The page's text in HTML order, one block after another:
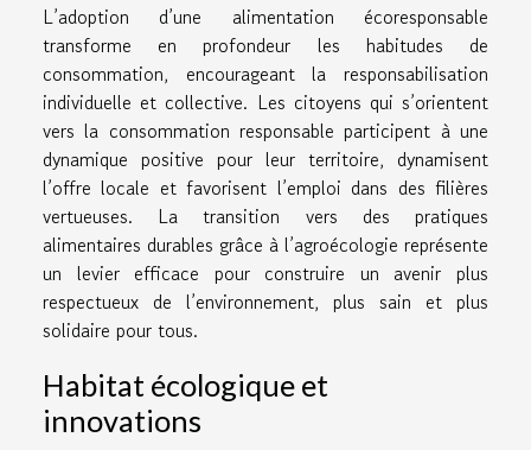
L’adoption d’une alimentation écoresponsable
transforme en profondeur les habitudes de
consommation, encourageant la responsabilisation
individuelle et collective. Les citoyens qui s’orientent
vers la consommation responsable participent à une
dynamique positive pour leur territoire, dynamisent
l’offre locale et favorisent l’emploi dans des filières
vertueuses. La transition vers des pratiques
alimentaires durables grâce à l’agroécologie représente
un levier efficace pour construire un avenir plus
respectueux de l’environnement, plus sain et plus
solidaire pour tous.
Habitat écologique et
innovations